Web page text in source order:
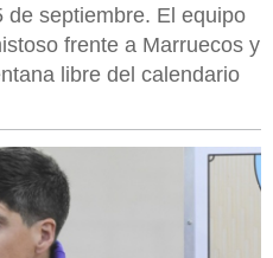
septiembre. El equipo
frente a Marruecos y
libre del calendario